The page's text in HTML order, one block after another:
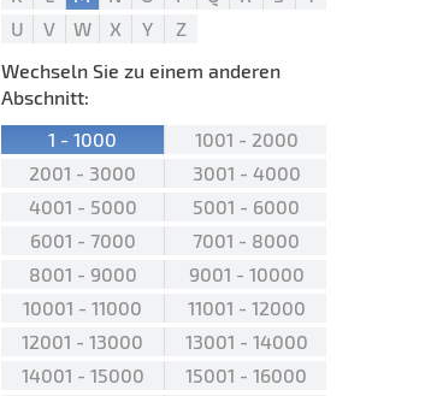
U
V W X Y
Z
Wechseln Sie zu einem anderen
Abschnitt:
1 - 1000
1001 - 2000
2001 - 3000
3001 - 4000
4001 - 5000
5001 - 6000
6001 - 7000
7001 - 8000
8001 - 9000
9001 - 10000
10001 - 11000
11001 - 12000
12001 - 13000
13001 - 14000
14001 - 15000
15001 - 16000